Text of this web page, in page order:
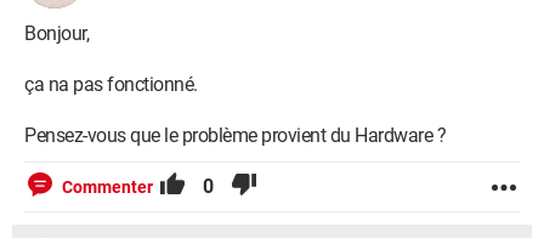
Bonjour,
ça na pas fonctionné.
Pensez-vous que le problème provient du Hardware ?
Commenter 0